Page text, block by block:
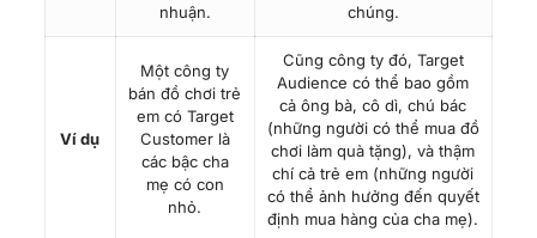
nhuận.
chúng.
Ví dụ
Một công ty
bán đồ chơi trẻ
em có Target
Customer là
các bậc cha
mẹ có con
nhỏ.
Cũng công ty đó, Target
Audience có thể bao gồm
cả ông bà, cô dì, chú bác
(những người có thể mua đồ
chơi làm quà tặng), và thậm
chí cả trẻ em (những người
có thể ảnh hưởng đến quyết
định mua hàng của cha mẹ).